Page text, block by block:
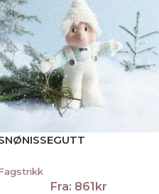
Fra: 861kr